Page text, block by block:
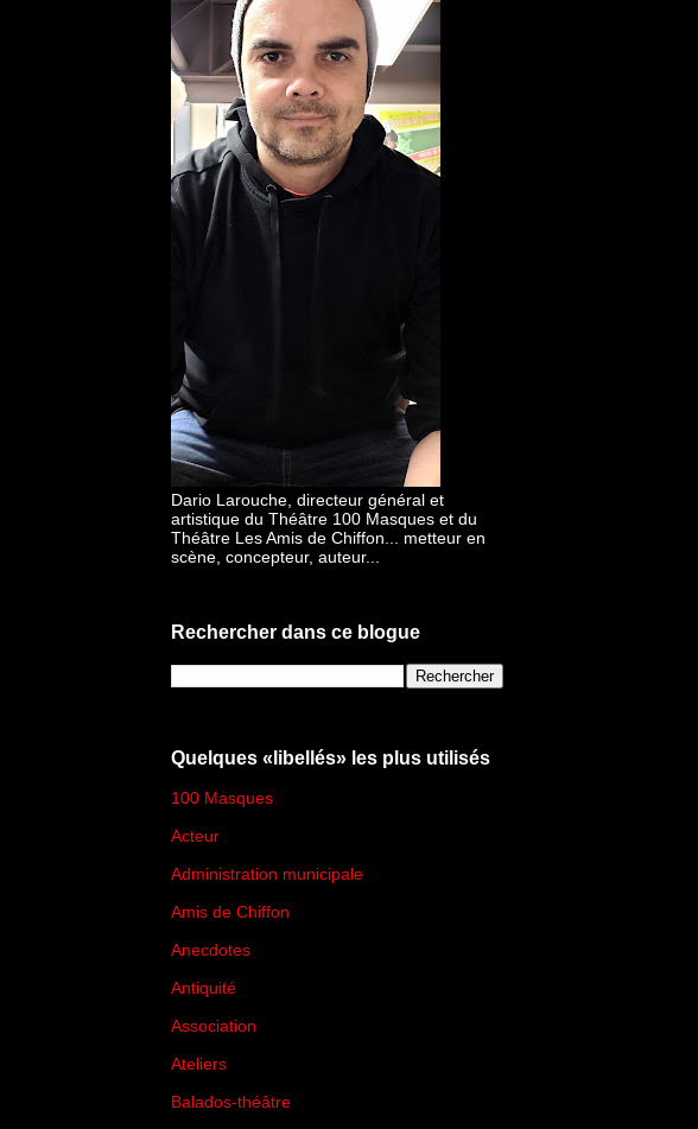
Dario Larouche, directeur général et
artistique du Théâtre 100 Masques et du
Théâtre Les Amis de Chiffon... metteur en
scène, concepteur, auteur...
Rechercher dans ce blogue
Quelques «libellés» les plus utilisés
100 Masques
Acteur
Administration municipale
Amis de Chiffon
Anecdotes
Antiquité
Association
Ateliers
Balados-théâtre